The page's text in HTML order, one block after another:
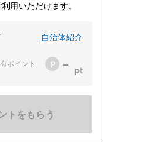
用いただけます。
自治体紹介
ポイント -
トをもらう